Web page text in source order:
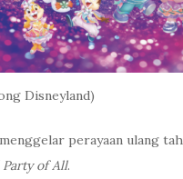
Disneyland)
perayaan ulang
of All.